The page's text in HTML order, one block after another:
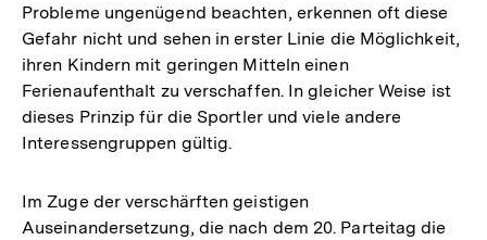
Probleme ungenügend beachten, erkennen oft diese
Gefahr nicht und sehen in erster Linie die Möglichkeit,
ihren Kindern mit geringen Mitteln einen
Ferienaufenthalt zu verschaffen. In gleicher Weise ist
dieses Prinzip für die Sportler und viele andere
Interessengruppen gültig.
Im Zuge der verschärften geistigen
Auseinandersetzung, die nach dem 20. Parteitag die